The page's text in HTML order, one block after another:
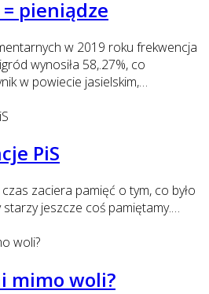
pieniądze
w 2019 roku frekwencja
wynosiła 58,.27%, co
w powiecie jasielskim,…
PiS
zaciera pamięć o tym, co było
starzy jeszcze coś pamiętamy.…
mimo woli?